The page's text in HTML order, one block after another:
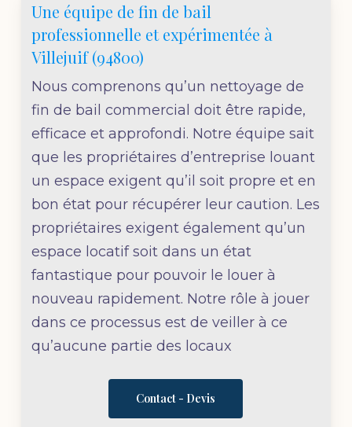
Une équipe de fin de bail
professionnelle et expérimentée à
Villejuif (94800)
Nous comprenons qu’un nettoyage de
fin de bail commercial doit être rapide,
efficace et approfondi. Notre équipe sait
que les propriétaires d’entreprise louant
un espace exigent qu’il soit propre et en
bon état pour récupérer leur caution. Les
propriétaires exigent également qu’un
espace locatif soit dans un état
fantastique pour pouvoir le louer à
nouveau rapidement. Notre rôle à jouer
dans ce processus est de veiller à ce
qu’aucune partie des locaux
Contact - Devis